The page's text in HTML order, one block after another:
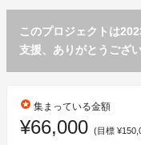
このプロジェクトは
支援、ありがとうござい
stars 集まっている金額
¥66,000 (目標